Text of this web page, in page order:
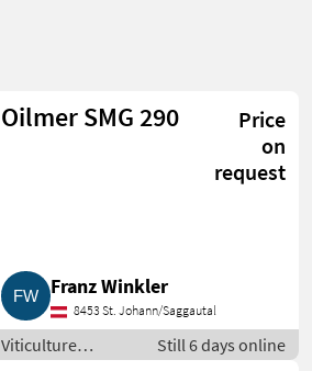
Oilmer SMG 290
Price
on
request
Franz Winkler
8453 St. Johann/Saggautal
Viticulture
equipment /
Still 6 days online